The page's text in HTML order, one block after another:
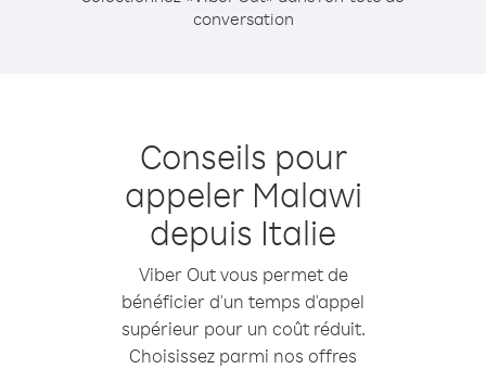
conversation
Conseils pour
appeler Malawi
depuis Italie
Viber Out vous permet de
bénéficier d'un temps d'appel
supérieur pour un coût réduit.
Choisissez parmi nos offres